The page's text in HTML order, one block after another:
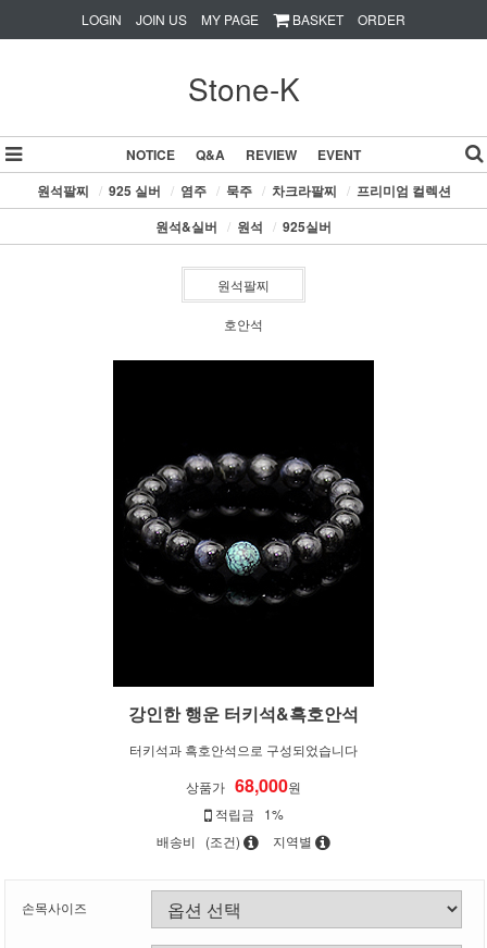
LOGIN JOIN US MY PAGE BASKET ORDER
Stone-K
NOTICE Q&A REVIEW
EVENT
원석팔찌 / 925 실버 / 염주 / 묵주 / 차크라팔찌 / 프리미엄 컬렉션
원석&실버 / 원석 / 925실버
원석팔찌
호안석
강인한 행운 터키석&흑호안석
터키석과 흑호안석으로 구성되었습니다
상품가 68,000원
적립금
1%
배송비
(조건) 지역별
손목사이즈